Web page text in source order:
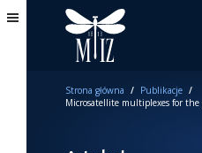
Strona główna / Publikacje /